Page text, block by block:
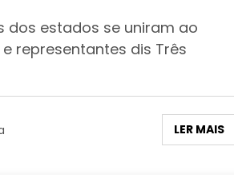
dos estados se uniram ao
e representantes dis Três
LER MAIS